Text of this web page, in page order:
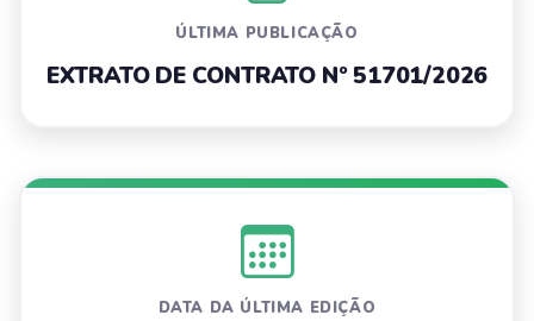
ÚLTIMA PUBLICAÇÃO
EXTRATO DE CONTRATO Nº 51701/2026
DATA DA ÚLTIMA EDIÇÃO